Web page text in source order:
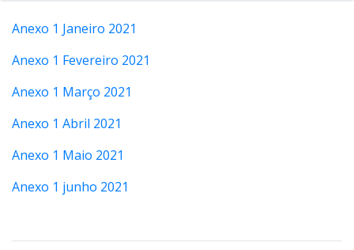
Anexo 1 Janeiro 2021
Anexo 1 Fevereiro 2021
Anexo 1 Março 2021
Anexo 1 Abril 2021
Anexo 1 Maio 2021
Anexo 1 junho 2021